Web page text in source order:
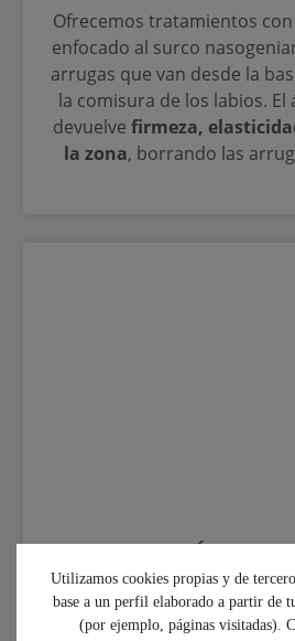
Ofrecemos tratamientos
enfocado al surco
arrugas que van desde la
la comisura de los labios.
devuelve firmeza,
la zona, borrando las
DE
La formación de arrugas en
Utilizamos cookies propias y de
base a un perfil elaborado a partir de
(por ejemplo, páginas visitadas).